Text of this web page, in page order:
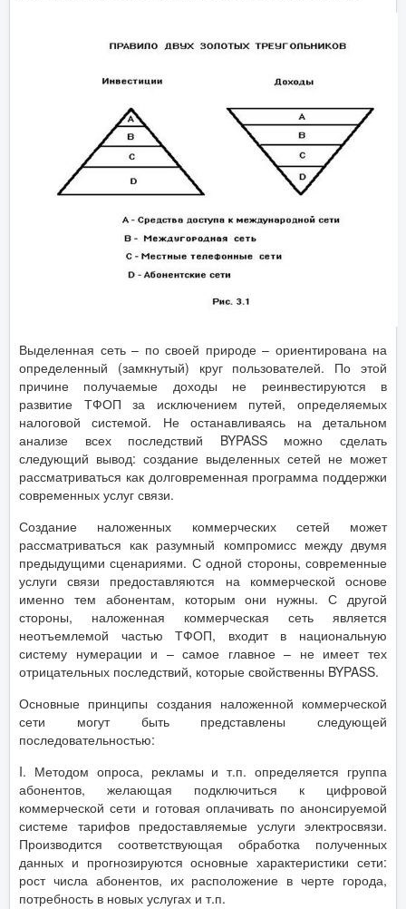
Выделенная сеть – по своей природе – ориентирована на
определенный (замкнутый) круг пользователей. По этой
причине получаемые доходы не реинвестируются в
развитие ТФОП за исключением путей, определяемых
налоговой системой. Не останавливаясь на детальном
анализе всех последствий BYPASS можно сделать
следующий вывод: создание выделенных сетей не может
рассматриваться как долговременная программа поддержки
современных услуг связи.
Создание наложенных коммерческих сетей может
рассматриваться как разумный компромисс между двумя
предыдущими сценариями. С одной стороны, современные
услуги связи предоставляются на коммерческой основе
именно тем абонентам, которым они нужны. С другой
стороны, наложенная коммерческая сеть является
неотъемлемой частью ТФОП, входит в национальную
систему нумерации и – самое главное – не имеет тех
отрицательных последствий, которые свойственны BYPASS.
Основные принципы создания наложенной коммерческой
сети могут быть представлены следующей
последовательностью:
I. Методом опроса, рекламы и т.п. определяется группа
абонентов, желающая подключиться к цифровой
коммерческой сети и готовая оплачивать по анонсируемой
системе тарифов предоставляемые услуги электросвязи.
Производится соответствующая обработка полученных
данных и прогнозируются основные характеристики сети:
рост числа абонентов, их расположение в черте города,
потребность в новых услугах и т.п.